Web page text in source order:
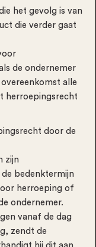
het gevolg is van
die verder gaat
de ondernemer
alle
herroepingsrecht
door de
zijn
bedenktermijn
herroeping of
ondernemer.
vanaf de dag
zendt de